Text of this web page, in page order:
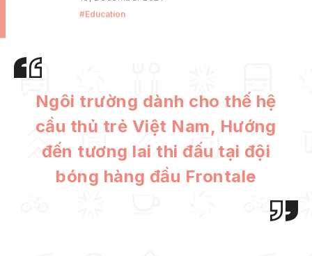
#Education
Ngôi trường dành cho thế hệ
cầu thủ trẻ Việt Nam, Hướng
đến tương lai thi đấu tại đội
bóng hàng đầu Frontale